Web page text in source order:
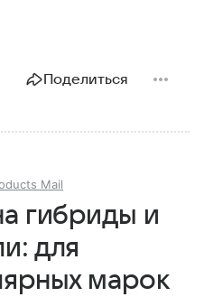
Поделиться
Mail
гибриды и
для
марок